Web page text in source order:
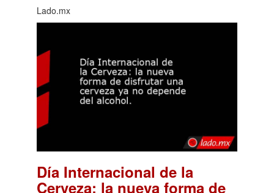
Lado.mx
Día Internacional de la
Cerveza: la nueva forma de